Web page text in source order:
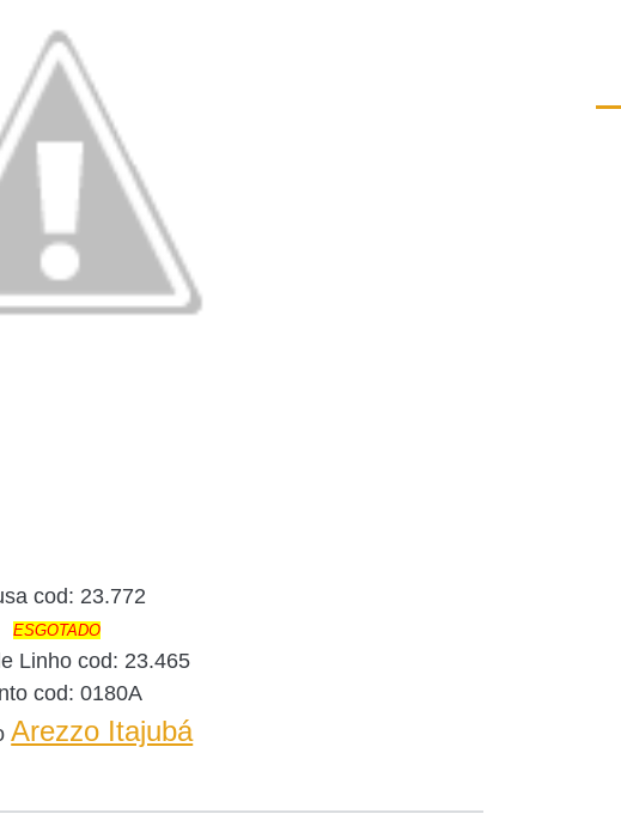
cod: 23.772
ESGOTADO
Linho cod: 23.465
cod: 0180A
Arezzo Itajubá